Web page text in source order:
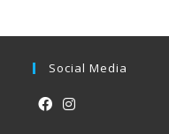
Social Media